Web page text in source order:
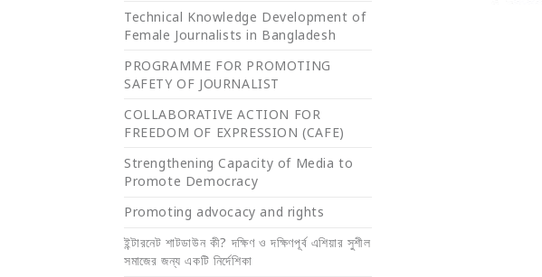
Technical Knowledge Development of
Female Journalists in Bangladesh
PROGRAMME FOR PROMOTING
SAFETY OF JOURNALIST
COLLABORATIVE ACTION FOR
FREEDOM OF EXPRESSION (CAFE)
Strengthening Capacity of Media to
Promote Democracy
Promoting advocacy and rights
ইন্টারনেট শাটডাউন কী? দক্ষিণ ও দক্ষিণপূর্ব এশিয়ার সুশীল
সমাজের জন্য একটি নির্দেশিকা